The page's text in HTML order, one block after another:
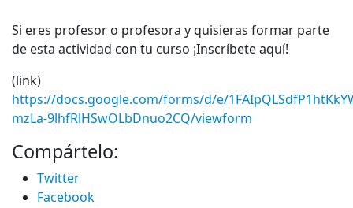
Si eres profesor o profesora y quisieras formar parte
de esta actividad con tu curso ¡Inscríbete aquí!
(link)
https://docs.google.com/forms/d/e/
mzLa-9lhfRlHSwOLbDnuo2CQ/viewform
Compártelo:
Twitter
Facebook